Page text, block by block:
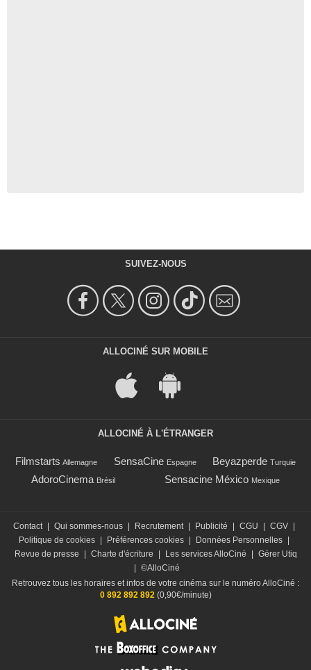
SUIVEZ-NOUS
ALLOCINÉ SUR MOBILE
ALLOCINÉ À L'ÉTRANGER
Filmstarts Allemagne SensaCine Espagne Beyazperde Turquie
AdoroCinema Brésil Sensacine México Mexique
Contact Qui sommes-nous Recrutement Publicité CGU CGV
Politique de cookies
Préférences cookies Données Personnelles
Revue de presse
Charte d'écriture Les services AlloCiné
Gérer Utiq
©AlloCiné
Retrouvez tous les horaires et infos de votre cinéma sur le numéro AlloCiné :
0 892 892 892(0,90€/minute)